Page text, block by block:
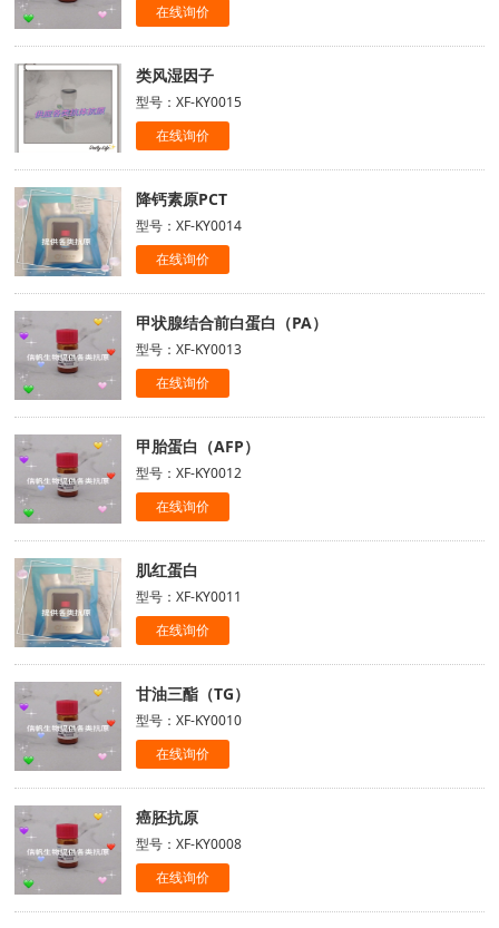
在线询价
类风湿因子
型号：XF-KY0015
在线询价
降钙素原PCT
型号：XF-KY0014
在线询价
甲状腺结合前白蛋白（PA）
型号：XF-KY0013
在线询价
甲胎蛋白（AFP）
型号：XF-KY0012
在线询价
肌红蛋白
型号：XF-KY0011
在线询价
甘油三酯（TG）
型号：XF-KY0010
在线询价
癌胚抗原
型号：XF-KY0008
在线询价